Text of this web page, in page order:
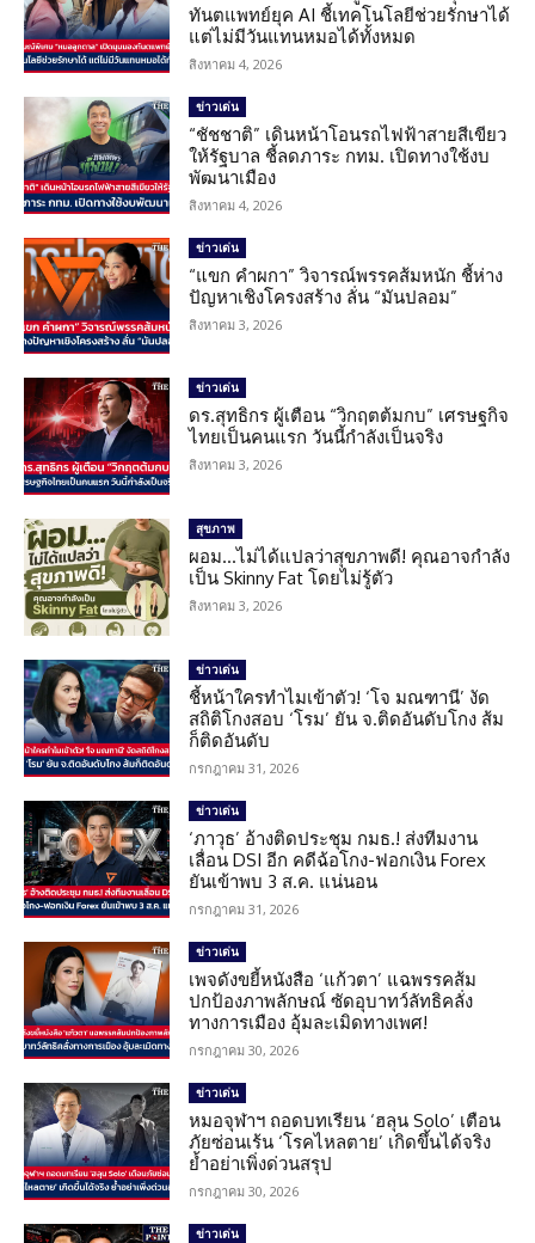
ทันตแพทย์ยุค AI ชี้เทคโนโลยีช่วยรักษาได้
แต่ไม่มีวันแทนหมอได้ทั้งหมด
สิงหาคม 4, 2026
ข่าวเด่น
“ชัชชาติ” เดินหน้าโอนรถไฟฟ้าสายสีเขียว
ให้รัฐบาล ชี้ลดภาระ กทม. เปิดทางใช้งบ
พัฒนาเมือง
สิงหาคม 4, 2026
ข่าวเด่น
“แขก คำผกา” วิจารณ์พรรคส้มหนัก ชี้ห่าง
ปัญหาเชิงโครงสร้าง ลั่น “มันปลอม”
สิงหาคม 3, 2026
ข่าวเด่น
ดร.สุทธิกร ผู้เตือน “วิกฤตต้มกบ” เศรษฐกิจ
ไทยเป็นคนแรก วันนี้กำลังเป็นจริง
สิงหาคม 3, 2026
สุขภาพ
ผอม…ไม่ได้แปลว่าสุขภาพดี! คุณอาจกำลัง
เป็น Skinny Fat โดยไม่รู้ตัว
สิงหาคม 3, 2026
ข่าวเด่น
ชี้หน้าใครทำไมเข้าตัว! ‘โจ มณฑานี’ งัด
สถิติโกงสอบ ‘โรม’ ยัน จ.ติดอันดับโกง ส้ม
ก็ติดอันดับ
กรกฎาคม 31, 2026
ข่าวเด่น
‘ภาวุธ’ อ้างติดประชุม กมธ.! ส่งทีมงาน
เลื่อน DSI อีก คดีฉ้อโกง-ฟอกเงิน Forex
ยันเข้าพบ 3 ส.ค. แน่นอน
กรกฎาคม 31, 2026
ข่าวเด่น
เพจดังขยี้หนังสือ ‘แก้วตา’ แฉพรรคส้ม
ปกป้องภาพลักษณ์ ซัดอุบาทว์ลัทธิคลั่ง
ทางการเมือง อุ้มละเมิดทางเพศ!
กรกฎาคม 30, 2026
ข่าวเด่น
หมอจุฬาฯ ถอดบทเรียน ‘ฮลุน Solo’ เตือน
ภัยซ่อนเร้น ‘โรคไหลตาย’ เกิดขึ้นได้จริง
ย้ำอย่าเพิ่งด่วนสรุป
กรกฎาคม 30, 2026
ข่าวเด่น